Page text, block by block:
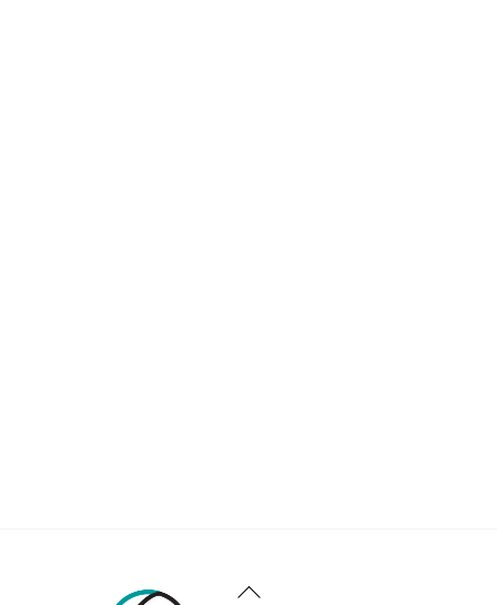
Back